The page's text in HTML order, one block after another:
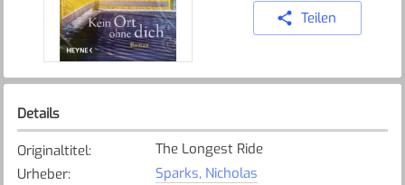
Teilen
Details
Originaltitel:
The Longest Ride
Urheber:
Sparks, Nicholas